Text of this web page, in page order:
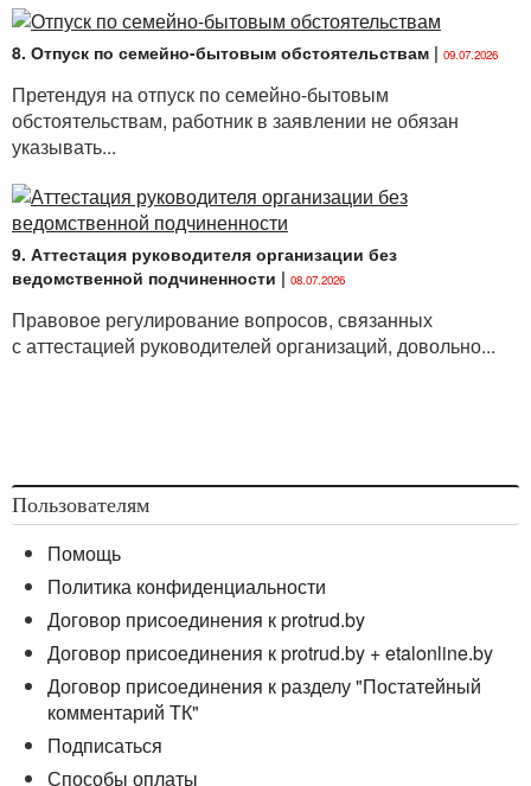
8. Отпуск по семейно-бытовым обстоятельствам | 09.07.2026
Претендуя на отпуск по семейно-бытовым
обстоятельствам, работник в заявлении не обязан
указывать...
9. Аттестация руководителя организации без
ведомственной подчиненности | 08.07.2026
Правовое регулирование вопросов, связанных
с аттестацией руководителей организаций, довольно...
Пользователям
Помощь
Политика конфиденциальности
Договор присоединения к protrud.by
Договор присоединения к protrud.by + etalonline.by
Договор присоединения к разделу "Постатейный
комментарий ТК"
Подписаться
Способы оплаты